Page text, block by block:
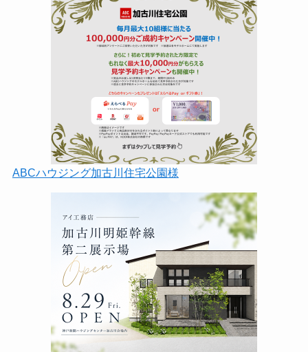
ABCハウジング加古川住宅公園様